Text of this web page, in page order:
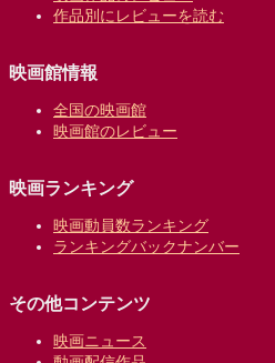
作品別にレビューを読む
映画館情報
全国の映画館
映画館のレビュー
映画ランキング
映画動員数ランキング
ランキングバックナンバー
その他コンテンツ
映画ニュース